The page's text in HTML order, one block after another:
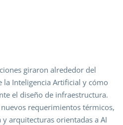
giraron alrededor del
la Inteligencia Artificial y cómo
el diseño de infraestructura.
requerimientos térmicos,
arquitecturas orientadas a AI